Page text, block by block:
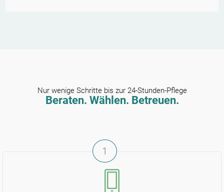
Nur wenige Schritte bis zur 24-Stunden-Pflege
Beraten. Wählen. Betreuen.
1